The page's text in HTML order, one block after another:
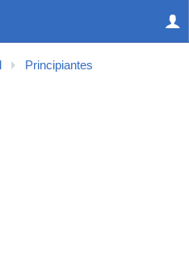
Principiantes